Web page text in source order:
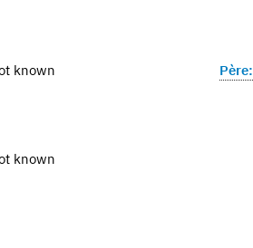
known Père:
known